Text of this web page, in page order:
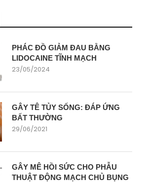
PHÁC ĐỒ GIẢM ĐAU BẰNG
LIDOCAINE TĨNH MẠCH
23/05/2024
GÂY TÊ TỦY SỐNG: ĐÁP ỨNG
BẤT THƯỜNG
29/06/2021
GÂY MÊ HỒI SỨC CHO PHẪU
THUẬT ĐỘNG MẠCH CHỦ BỤNG